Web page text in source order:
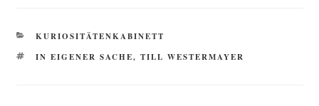
KATEGORIEN
KURIOSITÄTENKABINETT
SCHLAGWÖRTER
IN EIGENER SACHE, TILL WESTERMAYER